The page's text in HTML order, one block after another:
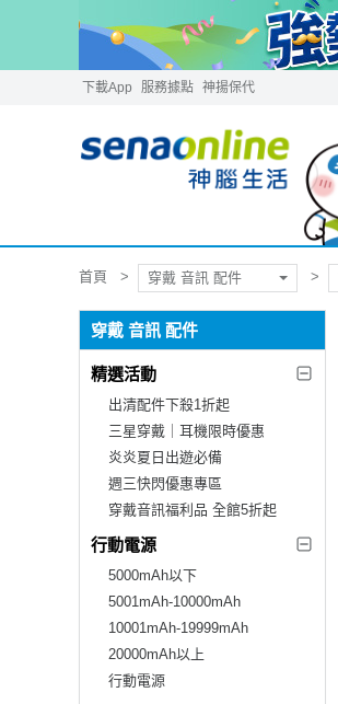
下載App 服務據點 神揚保代
首頁 穿戴 音訊 配件
穿戴 音訊 配件
精選活動
出清配件下殺1折起
三星穿戴｜耳機限時優惠
炎炎夏日出遊必備
週三快閃優惠專區
穿戴音訊福利品 全館5折起
行動電源
5000mAh以下
5001mAh-10000mAh
10001mAh-19999mAh
20000mAh以上
行動電源